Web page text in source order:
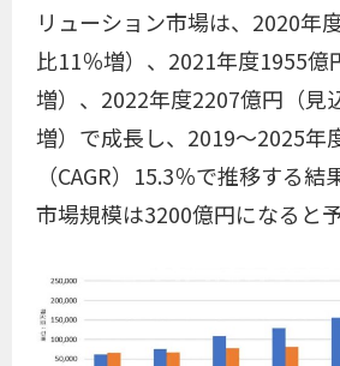
リューション市場は、2020年
比11％増）、2021年度1955億
増）、2022年度2207億円（見
増）で成長し、2019～2025年
（CAGR）15.3％で推移する
市場規模は3200億円になると